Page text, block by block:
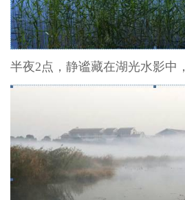
半夜2点，静谧藏在湖光水影中